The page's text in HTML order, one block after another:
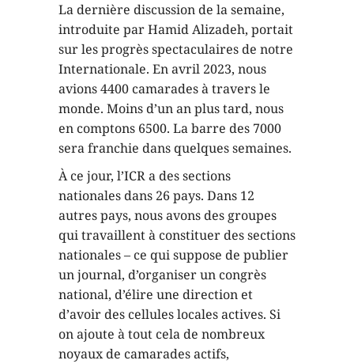
La dernière discussion de la semaine,
introduite par Hamid Alizadeh, portait
sur les progrès spectaculaires de notre
Internationale. En avril 2023, nous
avions 4400 camarades à travers le
monde. Moins d’un an plus tard, nous
en comptons 6500. La barre des 7000
sera franchie dans quelques semaines.
À ce jour, l’ICR a des sections
nationales dans 26 pays. Dans 12
autres pays, nous avons des groupes
qui travaillent à constituer des sections
nationales – ce qui suppose de publier
un journal, d’organiser un congrès
national, d’élire une direction et
d’avoir des cellules locales actives. Si
on ajoute à tout cela de nombreux
noyaux de camarades actifs,